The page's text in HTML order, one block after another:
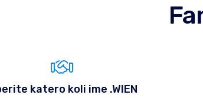
katero koli ime .WIEN